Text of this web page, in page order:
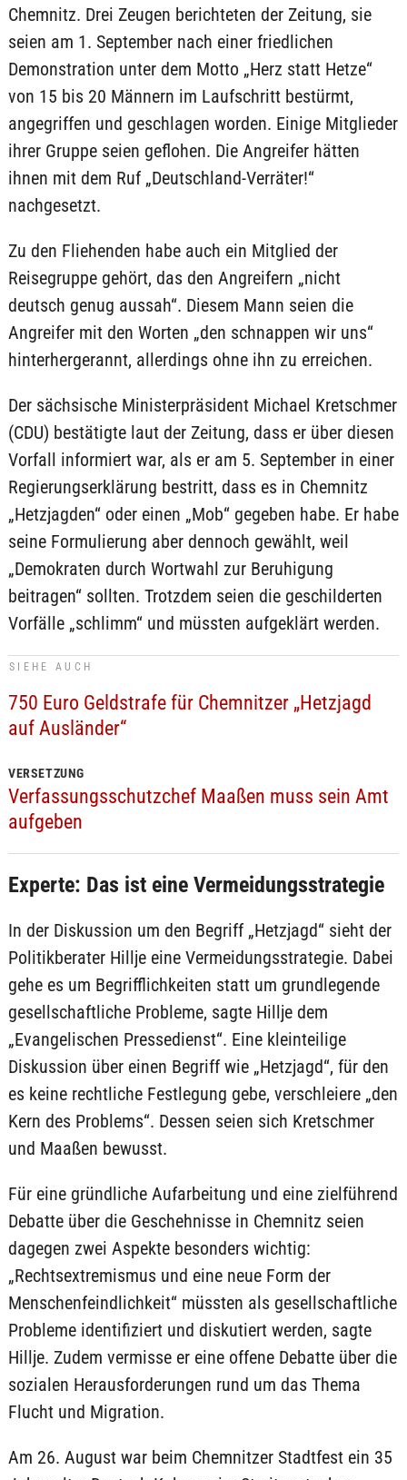
Chemnitz. Drei Zeugen berichteten der Zeitung, sie
seien am 1. September nach einer friedlichen
Demonstration unter dem Motto „Herz statt Hetze“
von 15 bis 20 Männern im Laufschritt bestürmt,
angegriffen und geschlagen worden. Einige Mitglieder
ihrer Gruppe seien geflohen. Die Angreifer hätten
ihnen mit dem Ruf „Deutschland-Verräter!“
nachgesetzt.
Zu den Fliehenden habe auch ein Mitglied der
Reisegruppe gehört, das den Angreifern „nicht
deutsch genug aussah“. Diesem Mann seien die
Angreifer mit den Worten „den schnappen wir uns“
hinterhergerannt, allerdings ohne ihn zu erreichen.
Der sächsische Ministerpräsident Michael Kretschmer
(CDU) bestätigte laut der Zeitung, dass er über diesen
Vorfall informiert war, als er am 5. September in einer
Regierungserklärung bestritt, dass es in Chemnitz
„Hetzjagden“ oder einen „Mob“ gegeben habe. Er habe
seine Formulierung aber dennoch gewählt, weil
„Demokraten durch Wortwahl zur Beruhigung
beitragen“ sollten. Trotzdem seien die geschilderten
Vorfälle „schlimm“ und müssten aufgeklärt werden.
SIEHE AUCH
750 Euro Geldstrafe für Chemnitzer „Hetzjagd
auf Ausländer“
VERSETZUNG
Verfassungsschutzchef Maaßen muss sein Amt
aufgeben
Experte: Das ist eine Vermeidungsstrategie
In der Diskussion um den Begriff „Hetzjagd“ sieht der
Politikberater Hillje eine Vermeidungsstrategie. Dabei
gehe es um Begrifflichkeiten statt um grundlegende
gesellschaftliche Probleme, sagte Hillje dem
„Evangelischen Pressedienst“. Eine kleinteilige
Diskussion über einen Begriff wie „Hetzjagd“, für den
es keine rechtliche Festlegung gebe, verschleiere „den
Kern des Problems“. Dessen seien sich Kretschmer
und Maaßen bewusst.
Für eine gründliche Aufarbeitung und eine zielführend
Debatte über die Geschehnisse in Chemnitz seien
dagegen zwei Aspekte besonders wichtig:
„Rechtsextremismus und eine neue Form der
Menschenfeindlichkeit“ müssten als gesellschaftliche
Probleme identifiziert und diskutiert werden, sagte
Hillje. Zudem vermisse er eine offene Debatte über die
sozialen Herausforderungen rund um das Thema
Flucht und Migration.
Am 26. August war beim Chemnitzer Stadtfest ein 35